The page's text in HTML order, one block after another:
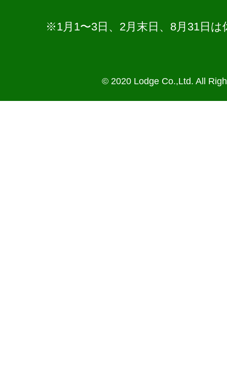
※1月1〜3日、2月末日、8月31日
© 2020 Lodge Co.,Ltd. All